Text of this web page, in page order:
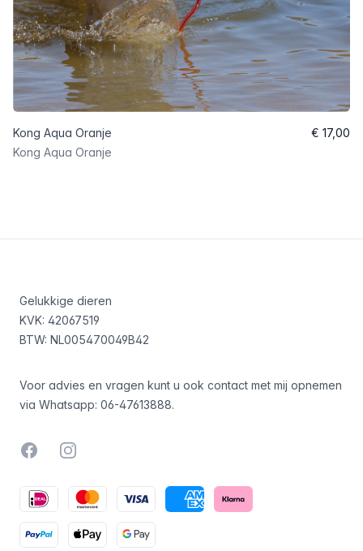
Kong Aqua Oranje
Kong Aqua Oranje
€ 17,00
Gelukkige dieren
KVK: 42067519
BTW: NL005470049B42
Voor advies en vragen kunt u ook contact met mij opnemen
via Whatsapp: 06-47613888.
FacebookInstagram